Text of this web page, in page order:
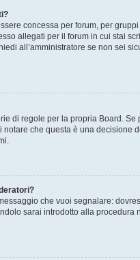
concessa per forum, per
allegati per il forum in cui stai
all’amministratore se non sei
di regole per la propria Board.
che questa è una decisione
che vuoi segnalare:
sarai introdotto alla procedura